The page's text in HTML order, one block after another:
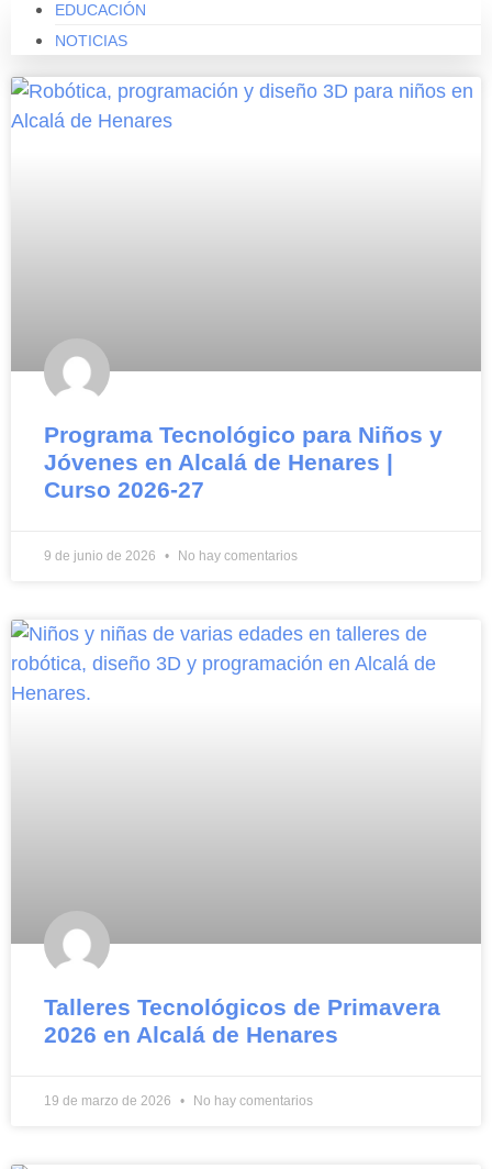
EDUCACIÓN
NOTICIAS
Programa Tecnológico para Niños y
Jóvenes en Alcalá de Henares |
Curso 2026-27
9 de junio de 2026 No hay comentarios
Talleres Tecnológicos de Primavera
2026 en Alcalá de Henares
19 de marzo de 2026 No hay comentarios